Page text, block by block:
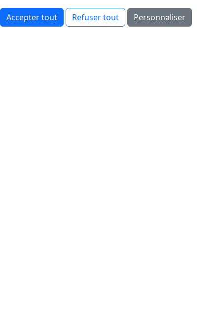
Accepter tout Refuser tout Personnaliser